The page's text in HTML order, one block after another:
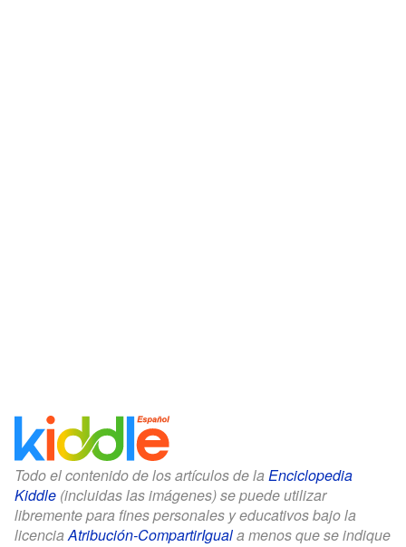
Todo el contenido de los artículos de la Enciclopedia
Kiddle (incluidas las imágenes) se puede utilizar
libremente para fines personales y educativos bajo la
licenciaAtribución-CompartirIguala menos que se indique